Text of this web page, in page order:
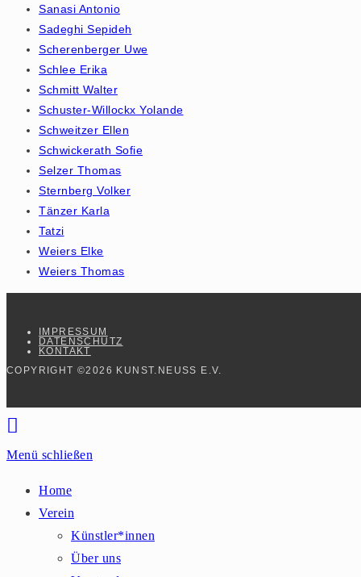
Sanasi Antonio
Sadeghi Sepideh
Scherenberger Uwe
Schlee Erika
Schmitt Walter
Schuster-Willockx Yolande
Schweitzer Ellen
Schwickerath Sofie
Selzer Thomas
Sternberg Volker
Tänzer Karla
Tatzi
Weiers Elke
Weiers Thomas
IMPRESSUM
DATENSCHUTZ
KONTAKT
COPYRIGHT ©2026 KUNST.NEUSS E.V.
Menü schließen
Home
Verein
Künstler*innen
Über uns